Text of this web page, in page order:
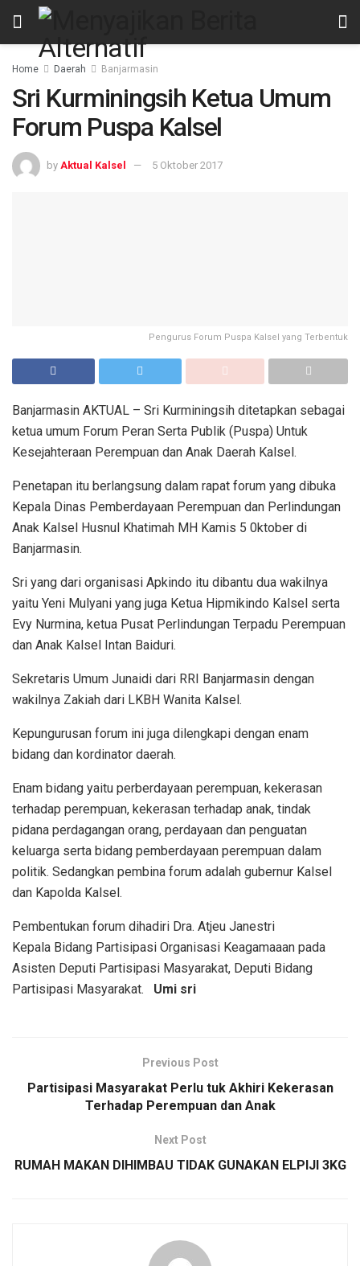
Home Daerah Banjarmasin
Sri Kurminingsih Ketua Umum
Forum Puspa Kalsel
by Aktual Kalsel 5 Oktober 2017
Pengurus Forum Puspa Kalsel yang Terbentuk
Banjarmasin AKTUAL – Sri Kurminingsih ditetapkan sebagai
ketua umum Forum Peran Serta Publik (Puspa) Untuk
Kesejahteraan Perempuan dan Anak Daerah Kalsel.
Penetapan itu berlangsung dalam rapat forum yang dibuka
Kepala Dinas Pemberdayaan Perempuan dan Perlindungan
Anak Kalsel Husnul Khatimah MH Kamis 5 0ktober di
Banjarmasin.
Sri yang dari organisasi Apkindo itu dibantu dua wakilnya
yaitu Yeni Mulyani yang juga Ketua Hipmikindo Kalsel serta
Evy Nurmina, ketua Pusat Perlindungan Terpadu Perempuan
dan Anak Kalsel Intan Baiduri.
Sekretaris Umum Junaidi dari RRI Banjarmasin dengan
wakilnya Zakiah dari LKBH Wanita Kalsel.
Kepungurusan forum ini juga dilengkapi dengan enam
bidang dan kordinator daerah.
Enam bidang yaitu perberdayaan perempuan, kekerasan
terhadap perempuan, kekerasan terhadap anak, tindak
pidana perdagangan orang, perdayaan dan penguatan
keluarga serta bidang pemberdayaan perempuan dalam
politik. Sedangkan pembina forum adalah gubernur Kalsel
dan Kapolda Kalsel.
Pembentukan forum dihadiri Dra. Atjeu Janestri
Kepala Bidang Partisipasi Organisasi Keagamaaan pada
Asisten Deputi Partisipasi Masyarakat, Deputi Bidang
Partisipasi Masyarakat.
Umi sri
Previous Post
Partisipasi Masyarakat Perlu tuk Akhiri Kekerasan
Terhadap Perempuan dan Anak
Next Post
RUMAH MAKAN DIHIMBAU TIDAK GUNAKAN ELPIJI 3KG